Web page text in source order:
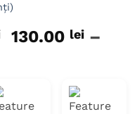
Interval
130.00 lei
până
130.00 lei –